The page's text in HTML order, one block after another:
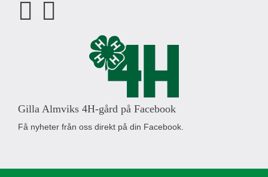
Gilla Almviks 4H-gård på Facebook
Få nyheter från oss direkt på din Facebook.